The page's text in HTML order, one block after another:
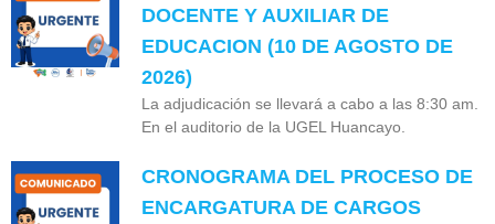
DOCENTE Y AUXILIAR DE
EDUCACION (10 DE AGOSTO DE
2026)
La adjudicación se llevará a cabo a las 8:30 am.
En el auditorio de la UGEL Huancayo.
CRONOGRAMA DEL PROCESO DE
ENCARGATURA DE CARGOS